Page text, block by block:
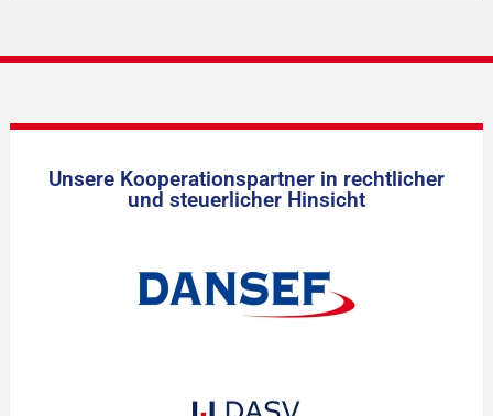
Unsere Kooperationspartner in rechtlicher
und steuerlicher Hinsicht